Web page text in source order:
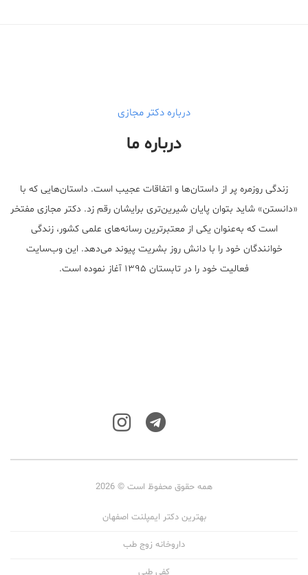
درباره دکتر مجازی
درباره ما
زندگی روزمره پر از داستان‌ها و اتفاقات عجیب است. داستان‌هایی که با
«دانستن» شاید بتوان پایان شیرین‌تری برایشان رقم زد. دکتر مجازی مفتخر
است که به‌عنوان یکی از معتبر‌ترین رسانه‌های علمی کشور، زندگی
خوانندگان خود را با دانش روز بشریت پیوند می‌دهد. این وب‌سایت
فعالیت خود را در تابستان ۱۳۹۵ آغاز نموده است.
همه حقوق محفوظ است © 2026
بهترین دکتر ایمپلنت اصفهان
داروخانه زوج طب
کفی طبی